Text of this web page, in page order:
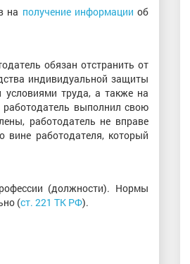
на получение информации об
обязан отстранить от
индивидуальной защиты
труда, а также на
выполнил свою
работодатель не вправе
вине работодателя, который
(должности). Нормы
(ст. 221 ТК РФ).